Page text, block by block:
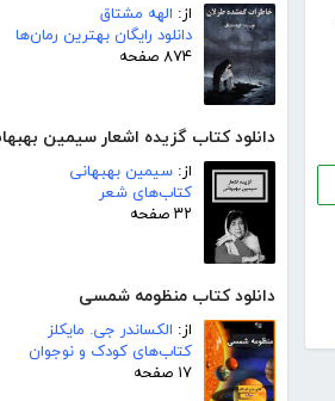
از: الهه مشتاق
دانلود رایگان بهترین رمان‌ها
۸۷۴ صفحه
دانلود کتاب گزیده اشعار سیمین
از: سیمین بهبهانی
کتاب‌های شعر
۳۲ صفحه
دانلود کتاب منظومه شمسی
از: الکساندر جی. مایکلز
کتاب‌های کودک و نوجوان
۱۷ صفحه